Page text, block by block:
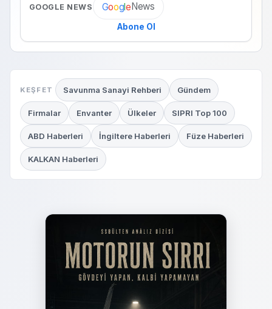
GOOGLE NEWS GoogleNews
Abone Ol
KEŞFET Savunma Sanayi Rehberi Gündem
Firmalar Envanter Ülkeler SIPRI Top 100
ABD Haberleri İngiltere Haberleri Füze Haberleri
KALKAN Haberleri